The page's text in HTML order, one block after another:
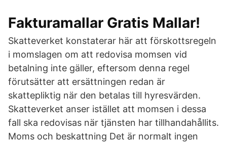
Fakturamallar Gratis Mallar!
Skatteverket konstaterar här att förskottsregeln
i momslagen om att redovisa momsen vid
betalning inte gäller, eftersom denna regel
förutsätter att ersättningen redan är
skattepliktig när den betalas till hyresvärden.
Skatteverket anser istället att momsen i dessa
fall ska redovisas när tjänsten har tillhandahållits.
Moms och beskattning Det är normalt ingen